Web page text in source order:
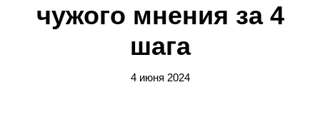
чужого мнения за 4
шага
4 июня 2024